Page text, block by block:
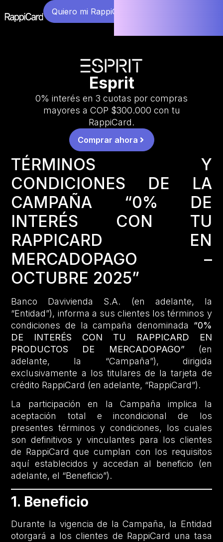
Quiero mi RappiCard
Esprit
0% interés en 3 cuotas por compras
mayores a COP $300.000 con tu
RappiCard.
Comprar ahora
TÉRMINOS Y
CONDICIONES DE LA
CAMPAÑA “0% DE
INTERÉS CON TU
RAPPICARD EN
MERCADOPAGO –
OCTUBRE 2025”
Banco Davivienda S.A. (en adelante, la
“Entidad”), informa a sus clientes los términos y
condiciones de la campaña denominada “0%
DE INTERÉS CON TU RAPPICARD EN
PRODUCTOS DE MERCADOPAGO” (en
adelante, la “Campaña”), dirigida
exclusivamente a los titulares de la tarjeta de
crédito RappiCard (en adelante, “RappiCard”).
La participación en la Campaña implica la
aceptación total e incondicional de los
presentes términos y condiciones, los cuales
son definitivos y vinculantes para los clientes
de RappiCard que cumplan con los requisitos
aquí establecidos y accedan al beneficio (en
adelante, el “Beneficio”).
1. Beneficio
Durante la vigencia de la Campaña, la Entidad
otorgará a los clientes de RappiCard una tasa